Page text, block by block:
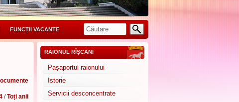
FUNCȚII VACANTE
/Toți anii
RAIONUL RÎȘCANI
Pașaportul raionului
Istorie
Servicii desconcentrate